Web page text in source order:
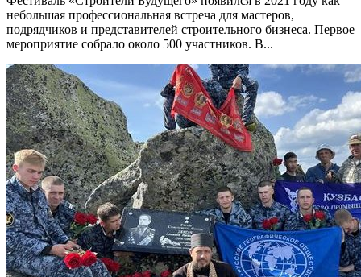
небольшая профессиональная встреча для мастеров,
подрядчиков и представителей строительного бизнеса. Первое
мероприятие собрало около 500 участников. В...